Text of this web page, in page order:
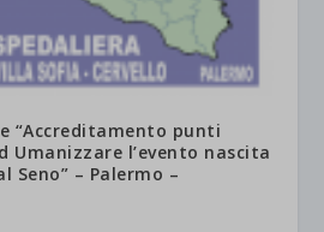
“Accreditamento punti
Umanizzare l’evento nascita
Seno” – Palermo –